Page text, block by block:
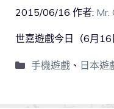
2015/06/16 作者: Mr.
世嘉遊戲今日（6月
手機遊戲、 日本遊